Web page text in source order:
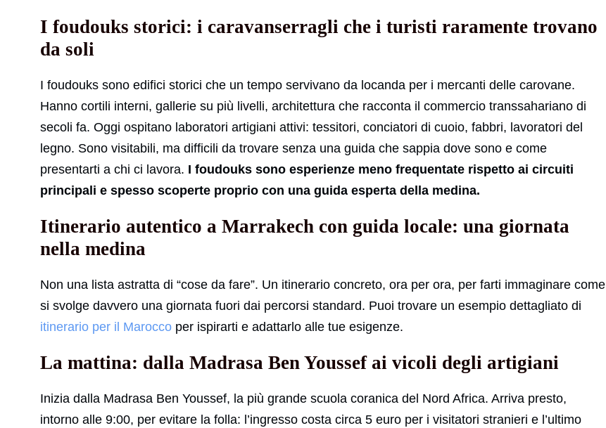
I foudouks storici: i caravanserragli che i turisti raramente trovano
da soli
I foudouks sono edifici storici che un tempo servivano da locanda per i mercanti delle carovane.
Hanno cortili interni, gallerie su più livelli, architettura che racconta il commercio transsahariano di
secoli fa. Oggi ospitano laboratori artigiani attivi: tessitori, conciatori di cuoio, fabbri, lavoratori del
legno. Sono visitabili, ma difficili da trovare senza una guida che sappia dove sono e come
presentarti a chi ci lavora. I foudouks sono esperienze meno frequentate rispetto ai circuiti
principali e spesso scoperte proprio con una guida esperta della medina.
Itinerario autentico a Marrakech con guida locale: una giornata
nella medina
Non una lista astratta di “cose da fare”. Un itinerario concreto, ora per ora, per farti immaginare come
si svolge davvero una giornata fuori dai percorsi standard. Puoi trovare un esempio dettagliato di
itinerario per il Marocco per ispirarti e adattarlo alle tue esigenze.
La mattina: dalla Madrasa Ben Youssef ai vicoli degli artigiani
Inizia dalla Madrasa Ben Youssef, la più grande scuola coranica del Nord Africa. Arriva presto,
intorno alle 9:00, per evitare la folla: l’ingresso costa circa 5 euro per i visitatori stranieri e l’ultimo